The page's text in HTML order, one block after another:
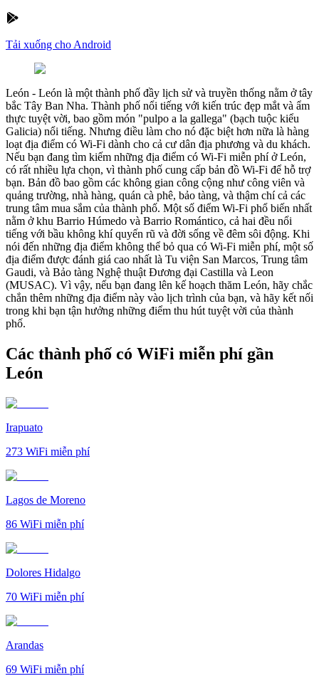
Tải xuống cho Android
León - León là một thành phố đầy lịch sử và truyền thống nằm ở tây
bắc Tây Ban Nha. Thành phố nổi tiếng với kiến trúc đẹp mắt và ẩm
thực tuyệt vời, bao gồm món "pulpo a la gallega" (bạch tuộc kiểu
Galicia) nổi tiếng. Nhưng điều làm cho nó đặc biệt hơn nữa là hàng
loạt địa điểm có Wi-Fi dành cho cả cư dân địa phương và du khách.
Nếu bạn đang tìm kiếm những địa điểm có Wi-Fi miễn phí ở León,
có rất nhiều lựa chọn, vì thành phố cung cấp bản đồ Wi-Fi để hỗ trợ
bạn. Bản đồ bao gồm các không gian công cộng như công viên và
quảng trường, nhà hàng, quán cà phê, bảo tàng, và thậm chí cả các
trung tâm mua sắm của thành phố. Một số điểm Wi-Fi phổ biến nhất
nằm ở khu Barrio Húmedo và Barrio Romántico, cả hai đều nổi
tiếng với bầu không khí quyến rũ và đời sống về đêm sôi động. Khi
nói đến những địa điểm không thể bỏ qua có Wi-Fi miễn phí, một số
địa điểm được đánh giá cao nhất là Tu viện San Marcos, Trung tâm
Gaudi, và Bảo tàng Nghệ thuật Đương đại Castilla và Leon
(MUSAC). Vì vậy, nếu bạn đang lên kế hoạch thăm León, hãy chắc
chắn thêm những địa điểm này vào lịch trình của bạn, và hãy kết nối
trong khi bạn tận hưởng những điểm thu hút tuyệt vời của thành
phố.
Các thành phố có WiFi miễn phí gần
León
Irapuato
273 WiFi miễn phí
Lagos de Moreno
86 WiFi miễn phí
Dolores Hidalgo
70 WiFi miễn phí
Arandas
69 WiFi miễn phí